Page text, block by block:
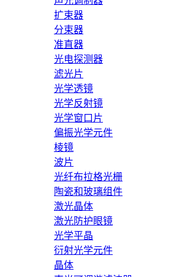
扩束器
分束器
准直器
光电探测器
滤光片
光学透镜
光学反射镜
光学窗口片
偏振光学元件
棱镜
波片
光纤布拉格光栅
陶瓷和玻璃组件
激光晶体
激光防护眼镜
光学平晶
衍射光学元件
晶体